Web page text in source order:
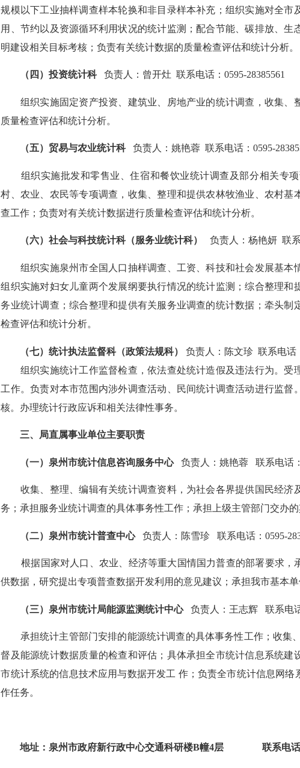
规模以下工业抽样调查样本轮换和非目录样本补充；组织实施对全
用、节约以及资源循环利用状况的统计监测；配合节能、碳排放、
明建设相关目标考核；负责有关统计数据的质量检查评估和统计分析。
（四）投资统计科负责人：曾开灶 联系电话：0595-28385561
组织实施固定资产投资、建筑业、房地产业的统计调查，收集
质量检查评估和统计分析。
（五）贸易与农业统计科负责人：姚艳蓉 联系电话：0595-
组织实施批发和零售业、住宿和餐饮业统计调查及部分相关专
村、农业、农民等专项调查，收集、整理和提供农林牧渔业、农村
查工作；负责对有关统计数据进行质量检查评估和统计分析。
（六）社会与科技统计科（服务业统计科） 负责人：杨艳妍 联
组织实施泉州市全国人口抽样调查、工资、科技和社会发展基本
组织实施对妇女儿童两个发展纲要执行情况的统计监测；综合整理
务业统计调查；综合整理和提供有关服务业调查的统计数据；牵头
检查评估和统计分析。
（七）统计执法监督科（政策法规科） 负责人：陈文珍 联系电话
组织实施统计工作监督检查，依法查处统计造假及违法行为。
工作。负责对本市范围内涉外调查活动、民间统计调查活动进行监
核。办理统计行政应诉和相关法律性事务。
三、局直属事业单位主要职责
（一）泉州市统计信息咨询服务中心负责人：姚艳蓉 联系电话
收集、整理、编辑有关统计调查资料，为社会各界提供国民经济
务；承担服务业统计调查的具体事务性工作；承担上级主管部门交办的
（二）泉州市统计普查中心负责人：陈雪珍 联系电话：0595-
根据国家对人口、农业、经济等重大国情国力普查的部署要求，
供数据，研究提出专项普查数据开发利用的意见建议；承担我市基本单
（三）泉州市统计局能源监测统计中心负责人：王志辉 联系电
承担统计主管部门安排的能源统计调查的具体事务性工作；收集
督及能源统计数据质量的检查和评估；具体承担全市统计信息系统
市统计系统的信息技术应用与数据开发工 作；负责全市统计信息网
作任务。
地址：泉州市政府新行政中心交通科研楼B幢4层 联系电